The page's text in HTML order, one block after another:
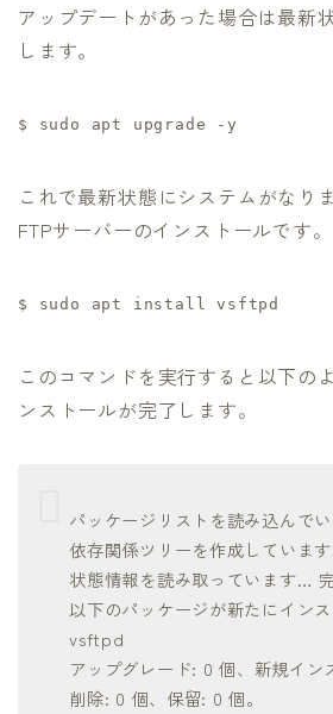
アップデートがあった場合は最新
します。
$ sudo apt upgrade -y
これで最新状態にシステムがなり
FTPサーバーのインストールです。
$ sudo apt install vsftpd
このコマンドを実行すると以下の
ンストールが完了します。
パッケージリストを読み込んで
依存関係ツリーを作成していま
状態情報を読み取っています…
以下のパッケージが新たにイン
vsftpd
アップグレード: 0 個、新規イン
削除: 0 個、保留: 0 個。